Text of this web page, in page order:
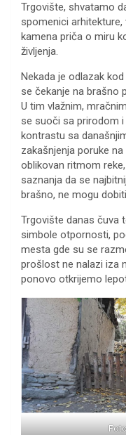
Trgovište, shvatamo
spomenici
kamena priča o miru
življenja.
Nekada je odlazak
se čekanje na brašno
U tim vlažnim,
se suoči sa prirodom
kontrastu sa
zakašnjenja poruke
oblikovan ritmom
saznanja da se
brašno, ne mogu
Trgovište danas čuva
simbole otpornosti,
mesta gde su se
prošlost ne nalazi iza
ponovo otkrijemo